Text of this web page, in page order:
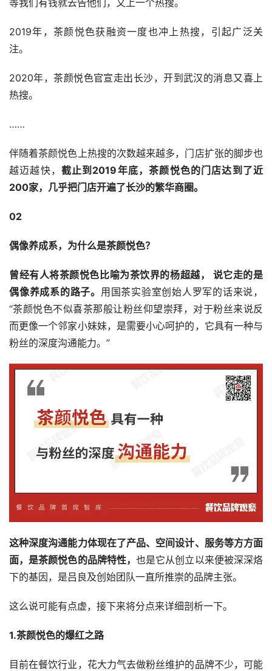
2019年，茶颜悦色获融资一度也冲上热搜，引起广泛关
注。
2020年，茶颜悦色官宣走出长沙，开到武汉的消息又喜上
热搜。
……
伴随着茶颜悦色上热搜的次数越来越多，门店扩张的脚步也
越迈越快， 截止到2019年底，茶颜悦色的门店达到了近
200家，几乎把门店开遍了长沙的繁华商圈。
02
偶像养成系，为什么是茶颜悦色？
曾经有人将茶颜悦色比喻为茶饮界的杨超越， 说它走的是
偶像养成系的路子。 用国茶实验室创始人罗军的话来说，
“茶颜悦色不似喜茶那般让粉丝仰望崇拜，对于粉丝来说反
而更像一个邻家小妹妹，是需要小心呵护的，它具有一种与
粉丝的深度沟通能力。”
这种深度沟通能力体现在了产品、空间设计、服务等方方面
面，是茶颜悦色的品牌特性，也是它从创立以来便被深深烙
下的基因，是吕良及创始团队一直所推崇的品牌主张。
这么说可能有点虚，接下来将分点来详细剖析一下。
1.茶颜悦色的爆红之路
目前在餐饮行业，花大力气去做粉丝维护的品牌不少，可能